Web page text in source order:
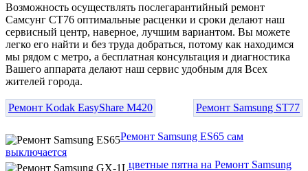
Возможность осуществлять послегарантийный ремонт
Самсунг СТ76 оптимальные расценки и сроки делают наш
сервисный центр, наверное, лучшим вариантом. Вы можете
легко его найти и без труда добраться, потому как находимся
мы рядом с метро, а бесплатная консультация и диагностика
Вашего аппарата делают наш сервис удобным для Всех
жителей города.
Ремонт Kodak EasyShare M420 Ремонт Samsung ST77
Ремонт Samsung ES65 сам
выключается
цветные пятна на Ремонт Samsung